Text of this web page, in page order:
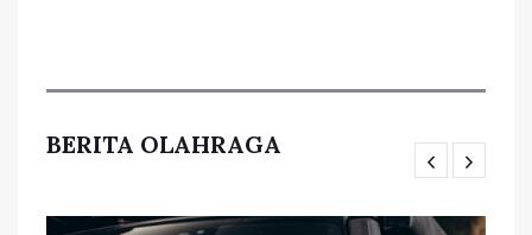
BERITA OLAHRAGA